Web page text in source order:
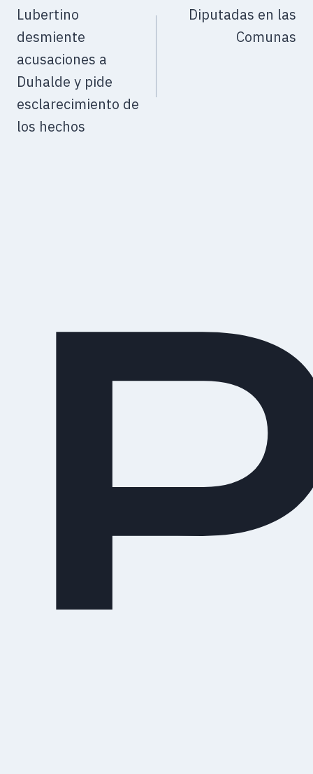
Lubertino
desmiente
acusaciones a
Duhalde y pide
esclarecimiento de
los hechos
Diputadas en las
Comunas